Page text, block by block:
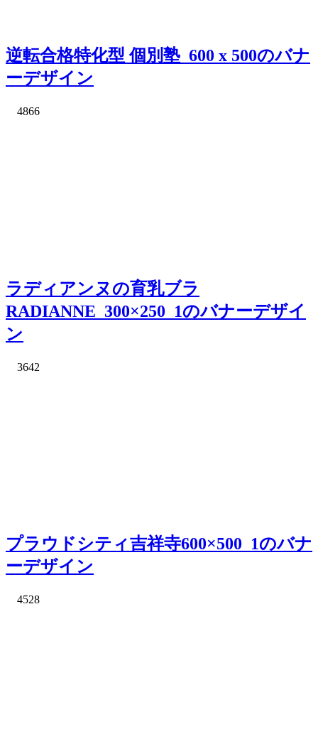
逆転合格特化型 個別塾_600 x 500のバナ
ーデザイン
4866
ラディアンヌの育乳ブラ
RADIANNE_300×250_1のバナーデザイ
ン
3642
プラウドシティ吉祥寺600×500_1のバナ
ーデザイン
4528